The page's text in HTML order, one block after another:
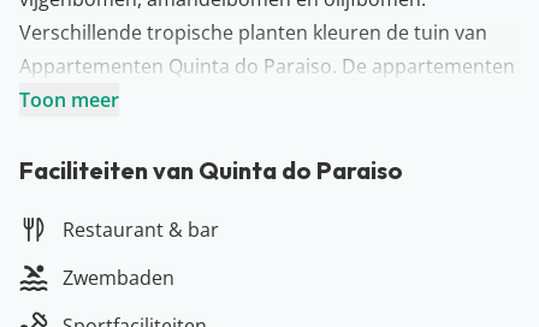
Verschillende tropische planten kleuren de tuin van
Appartementen Quinta do Paraiso. De appartementen
zijn modern en met stijl ingericht en hebben een
Trattoria Oliveira in het hotel voor heerlijk eten. Verder
en 2 kinderbaden. Voor een beetje entertainment
spelen jullie een potje beachvolleybal, minigolf of een
Toon meer
Faciliteiten van Quinta do Paraiso
Restaurant & bar
Zwembaden